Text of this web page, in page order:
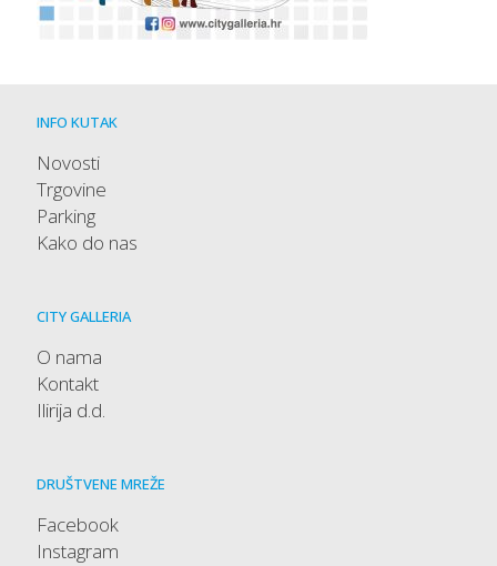
INFO KUTAK
Novosti
Trgovine
Parking
Kako do nas
CITY GALLERIA
O nama
Kontakt
Ilirija d.d.
DRUŠTVENE MREŽE
Facebook
Instagram